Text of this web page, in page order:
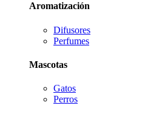
Aromatización
Difusores
Perfumes
Mascotas
Gatos
Perros